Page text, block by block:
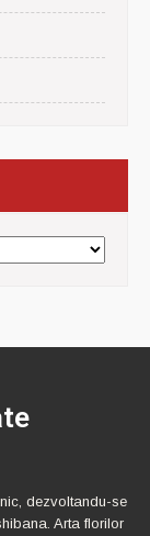
dezvoltandu-se
Arta florilor